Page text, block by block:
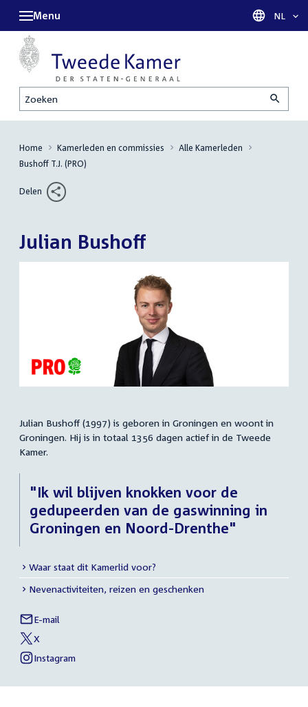
Zoeken
Menu Taal
NL
Home Kamerleden en commissies
Alle Kamerleden
Bushoff T.J. (PRO)
Delen
Julian Bushoff
Samenvatting
Julian Bushoff (1997) is geboren in Groningen en woont in
Groningen. Hij is in totaal 1356 dagen actief in de Tweede
Kamer.
"Ik wil blijven knokken voor de
gedupeerden van de gaswinning in
Groningen en Noord-Drenthe"
Meer
info
Waar staat dit Kamerlid voor?
Nevenactiviteiten, reizen en geschenken
Links
naar
sociale
media
E-mail
Julian
Bushoff
External
link:
X
van
Julian
Bushoff
External
Instagram
van
Bushoff